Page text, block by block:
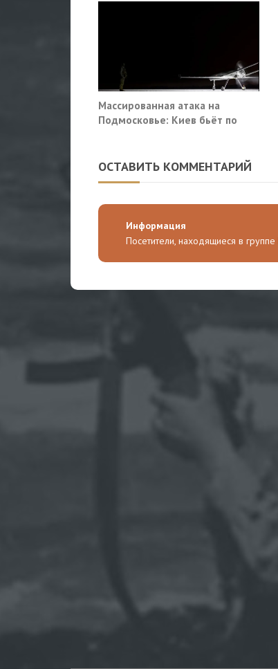
Массированная атака на
Подмосковье: Киев бьёт по
ОСТАВИТЬ КОММЕНТАРИЙ
Информация
Посетители, находящиеся в группе